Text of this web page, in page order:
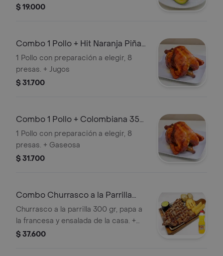
$ 19.000
Combo 1 Pollo + Hit Naranja Piña
500 ml
1 Pollo con preparación a elegir, 8
presas. + Jugos
$ 31.700
Combo 1 Pollo + Colombiana 350
ml
1 Pollo con preparación a elegir, 8
presas. + Gaseosa
$ 31.700
Combo Churrasco a la Parrilla
+Hit Naranja Piña 500ml
Churrasco a la parrilla 300 gr, papa a
la francesa y ensalada de la casa. +
Jugos
$ 37.600